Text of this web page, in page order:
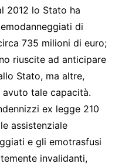
2012 lo Stato ha
di
735 milioni di euro;
riuscite ad anticipare
Stato, ma altre,
avuto tale capacità.
ex legge 210
assistenziale
e gli emotrasfusi
invalidanti,